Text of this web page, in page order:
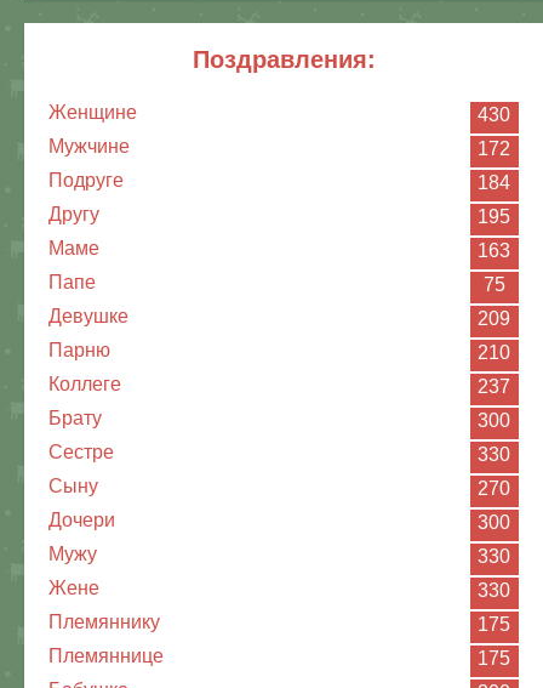
поздравления:
Женщине
430
Мужчине
172
Подруге
184
Другу
195
Маме
163
Папе
75
Девушке
209
Парню
210
Коллеге
237
Брату
300
Сестре
330
Сыну
270
Дочери
300
Мужу
330
Жене
330
Племяннику
175
Племяннице
175